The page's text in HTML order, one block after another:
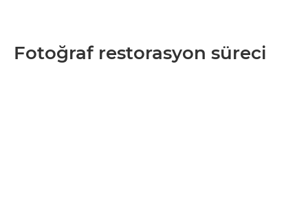
Fotoğraf restorasyon süreci